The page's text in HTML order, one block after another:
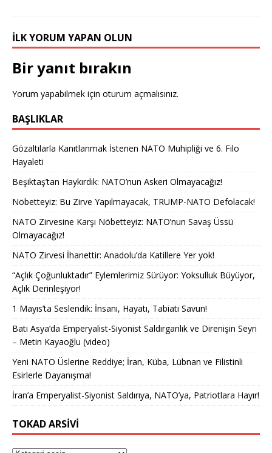
İLK YORUM YAPAN OLUN
Bir yanıt bırakın
Yorum yapabilmek için oturum açmalısınız.
BAŞLIKLAR
Gözaltılarla Kanıtlanmak İstenen NATO Muhipliği ve 6. Filo
Hayaleti
Beşiktaş’tan Haykırdık: NATO’nun Askeri Olmayacağız!
Nöbetteyiz: Bu Zirve Yapılmayacak, TRUMP-NATO Defolacak!
NATO Zirvesine Karşı Nöbetteyiz: NATO’nun Savaş Üssü
Olmayacağız!
NATO Zirvesi İhanettir: Anadolu’da Katillere Yer yok!
“Açlık Çoğunluktadır” Eylemlerimiz Sürüyor: Yoksulluk Büyüyor,
Açlık Derinleşiyor!
1 Mayıs’ta Seslendik: İnsanı, Hayatı, Tabiatı Savun!
Batı Asya’da Emperyalist-Siyonist Saldırganlık ve Direnişin Seyri
– Metin Kayaoğlu (video)
Yeni NATO Üslerine Reddiye; İran, Küba, Lübnan ve Filistinli
Esirlerle Dayanışma!
İran’a Emperyalist-Siyonist Saldırıya, NATO’ya, Patriotlara Hayır!
TOKAD ARSIVI